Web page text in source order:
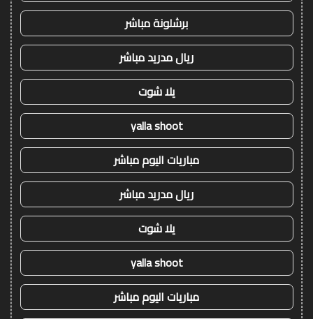
برشلونة مباشر
ريال مدريد مباشر
يلا شوت
yalla shoot
مباريات اليوم مباشر
ريال مدريد مباشر
يلا شوت
yalla shoot
مباريات اليوم مباشر